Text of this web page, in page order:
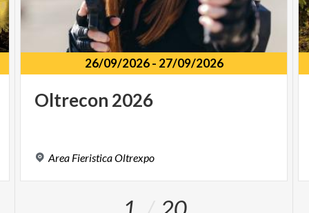
26/09/2026- 27/09/2026
Oltrecon 2026
Area FieristicaOltrexpo